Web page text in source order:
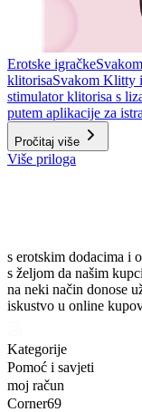
Erotske igračke
klitorisaSvakom Klitty
stimulator klitorisa s
putem aplikacije za
Pročitaj više
Više priloga
s erotskim dodacima i
s željom da našim
na neki način donose
iskustvo u online
Kategorije
Pomoć i savjeti
moj račun
Corner69